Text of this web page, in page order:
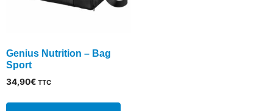
Genius Nutrition – Bag
Sport
34,90€ TTC